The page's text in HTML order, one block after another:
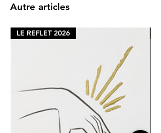
Autre articles
LE REFLET 2026